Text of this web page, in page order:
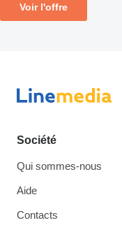
Voir l'offre
Société
Qui sommes-nous
Aide
Contacts